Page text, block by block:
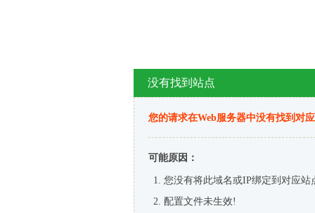
没有找到站点
您的请求在Web服务器中没有找到对
可能原因：
您没有将此域名或IP绑定到对应站
配置文件未生效!